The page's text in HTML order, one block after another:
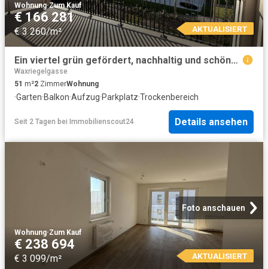
Wohnung·Zum Kauf
€ 166 281
€ 3 260/m² AKTUALISIERT
Ein viertel grün gefördert, nachhaltig und schöner Wohnen
Waxriegelgasse
51 m²2 ZimmerWohnung
·Garten·Balkon·Aufzug·Parkplatz·Trockenbereich
Seit 2 Tagen bei Immobilienscout24 Details ansehen
Foto anschauen
Wohnung·Zum Kauf
€ 238 694
€ 3 099/m² AKTUALISIERT